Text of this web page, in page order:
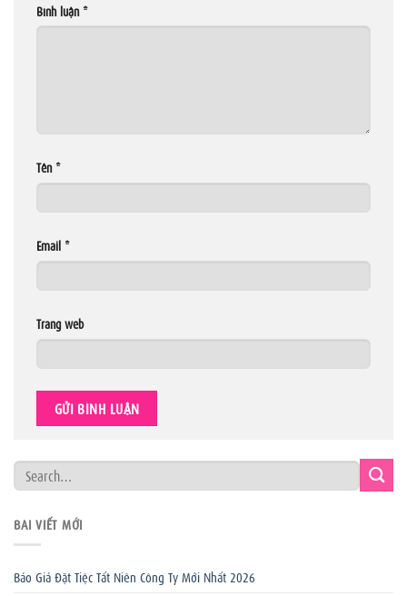
Bình luận *
Tên *
Email *
Trang web
BÀI VIẾT MỚI
Báo Giá Đặt Tiệc Tất Niên Công Ty Mới Nhất 2026